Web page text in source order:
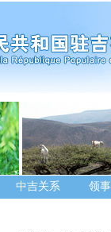
中吉关系 领